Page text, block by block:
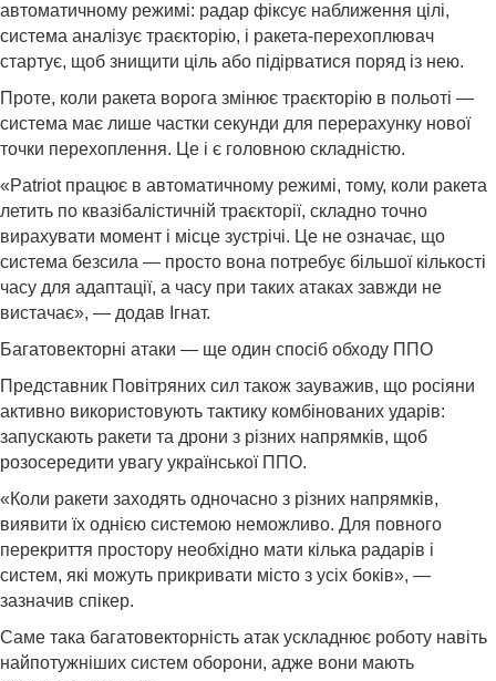
автоматичному режимі: радар фіксує наближення цілі,
система аналізує траєкторію, і ракета-перехоплювач
стартує, щоб знищити ціль або підірватися поряд із нею.
Проте, коли ракета ворога змінює траєкторію в польоті —
система має лише частки секунди для перерахунку нової
точки перехоплення. Це і є головною складністю.
«Patriot працює в автоматичному режимі, тому, коли ракета
летить по квазібалістичній траєкторії, складно точно
вирахувати момент і місце зустрічі. Це не означає, що
система безсила — просто вона потребує більшої кількості
часу для адаптації, а часу при таких атаках завжди не
вистачає», — додав Ігнат.
Багатовекторні атаки — ще один спосіб обходу ППО
Представник Повітряних сил також зауважив, що росіяни
активно використовують тактику комбінованих ударів:
запускають ракети та дрони з різних напрямків, щоб
розосередити увагу української ППО.
«Коли ракети заходять одночасно з різних напрямків,
виявити їх однією системою неможливо. Для повного
перекриття простору необхідно мати кілька радарів і
систем, які можуть прикривати місто з усіх боків», —
зазначив спікер.
Саме така багатовекторність атак ускладнює роботу навіть
найпотужніших систем оборони, адже вони мають